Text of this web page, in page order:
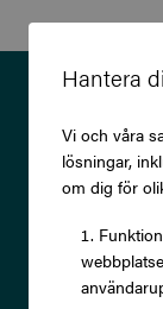
Hantera
Vi och våra
lösningar,
om dig för
och ta